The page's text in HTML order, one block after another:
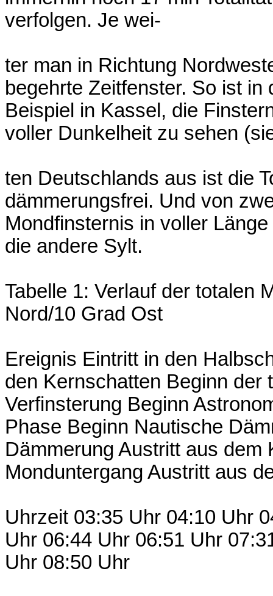
verfolgen. Je wei-
ter man in Richtung
begehrte Zeitfenster. So ist
Beispiel in Kassel, die
voller Dunkelheit zu sehen
ten Deutschlands aus ist die
dämmerungsfrei. Und von
Mondfinsternis in voller
die andere Sylt.
Tabelle 1: Verlauf der totalen
Nord/10 Grad Ost
Ereignis Eintritt in den
den Kernschatten Beginn der
Verfinsterung Beginn
Phase Beginn Nautische
Dämmerung Austritt aus
Monduntergang Austritt aus
Uhrzeit 03:35 Uhr 04:10 Uhr
Uhr 06:44 Uhr 06:51 Uhr
Uhr 08:50 Uhr